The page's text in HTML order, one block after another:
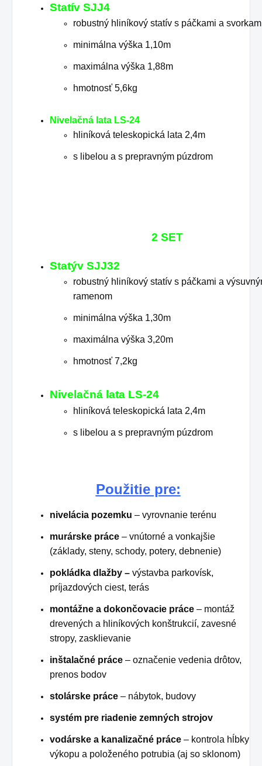
Statív SJJ4
robustný hliníkový statív s páčkami a
minimálna výška 1,10m
maximálna výška 1,88m
hmotnosť 5,6kg
Nivelačná lata LS-24
hliníková teleskopická lata 2,4m
s libelou a s prepravným púzdrom
2 SET
Statýv SJJ32
robustný hliníkový statív s páčkami a
ramenom
minimálna výška 1,30m
maximálna výška 3,20m
hmotnosť 7,2kg
Nivelačná lata LS-24
hliníková teleskopická lata 2,4m
s libelou a s prepravným púzdrom
Použitie pre:
nivelácia pozemku – vyrovnanie terénu
murárske práce – vnútorné a vonkajšie
(základy, steny, schody, potery, debnenie)
pokládka dlažby – výstavba parkovísk,
príjazdových ciest, terás
montážne a dokončovacie práce – montáž
drevených a hliníkových konštrukcií, zavesné
stropy, zasklievanie
inštalačné práce – označenie vedenia drôtov,
prenos bodov
stolárske práce – nábytok, budovy
systém pre riadenie zemných strojov
vodárske a kanalizačné práce – kontrola hĺbky
výkopu a položeného potrubia (aj so sklonom)